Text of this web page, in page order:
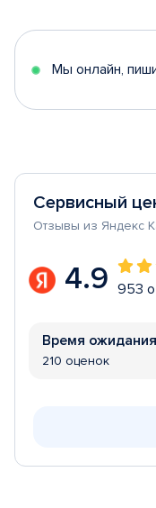
5
Мы онлайн,
Сервисный
Отзывы из Яндекс
4.9 953
Время ожидания
210 оценок